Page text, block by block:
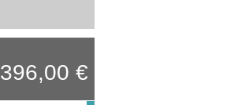
396,00 €